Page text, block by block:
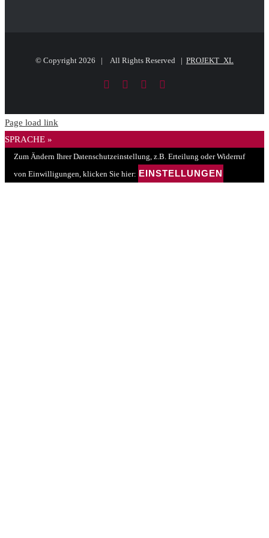
© Copyright 2026 | All Rights Reserved | PROJEKT_XL
FacebookLinkedIn
PayPal
Page load link
SPRACHE »
Zum Ändern Ihrer Datenschutzeinstellung, z.B. Erteilung oder Widerruf
von Einwilligungen, klicken Sie hier: EINSTELLUNGEN